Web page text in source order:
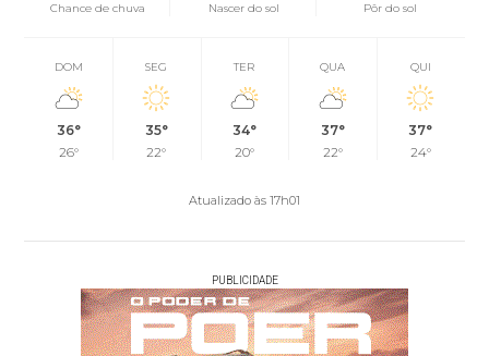
Chance de chuva
Nascer do sol Pôr do sol
DOM
36°
26°
SEG
35°
22°
TER
34°
20°
QUA
37°
22°
QUI
37°
24°
Atualizado às 17h01
PUBLICIDADE